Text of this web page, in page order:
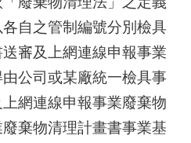
自之管制編號分別檢具
審及上網連線申報事業
公司或某廠統一檢具事
網連線申報事業廢棄物
棄物清理計畫書事業基